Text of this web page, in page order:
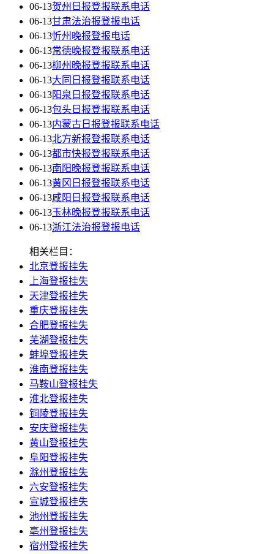
06-13贺州日报登报联系电话
06-13甘肃法治报登报电话
06-13忻州晚报登报电话
06-13常德晚报登报联系电话
06-13柳州晚报登报联系电话
06-13大同日报登报联系电话
06-13阳泉日报登报联系电话
06-13包头日报登报联系电话
06-13内蒙古日报登报联系电话
06-13北方新报登报联系电话
06-13都市快报登报联系电话
06-13南阳晚报登报联系电话
06-13黄冈日报登报联系电话
06-13咸阳日报登报联系电话
06-13玉林晚报登报联系电话
06-13浙江法治报登报电话
相关栏目：
北京登报挂失
上海登报挂失
天津登报挂失
重庆登报挂失
合肥登报挂失
芜湖登报挂失
蚌埠登报挂失
淮南登报挂失
马鞍山登报挂失
淮北登报挂失
铜陵登报挂失
安庆登报挂失
黄山登报挂失
阜阳登报挂失
滁州登报挂失
六安登报挂失
宣城登报挂失
池州登报挂失
亳州登报挂失
宿州登报挂失